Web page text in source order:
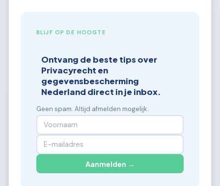
BLIJF OP DE HOOGTE
Ontvang de beste tips over
Privacyrecht en
gegevensbescherming
Nederland direct in je inbox.
Geen spam. Altijd afmelden mogelijk.
Aanmelden →